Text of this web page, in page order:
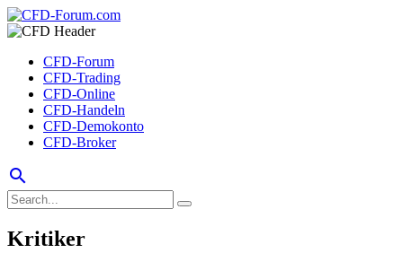
CFD-Forum
CFD-Trading
CFD-Online
CFD-Handeln
CFD-Demokonto
CFD-Broker
search
Kritiker